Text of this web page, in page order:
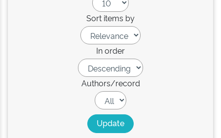
Sort items by
In order
Authors/record